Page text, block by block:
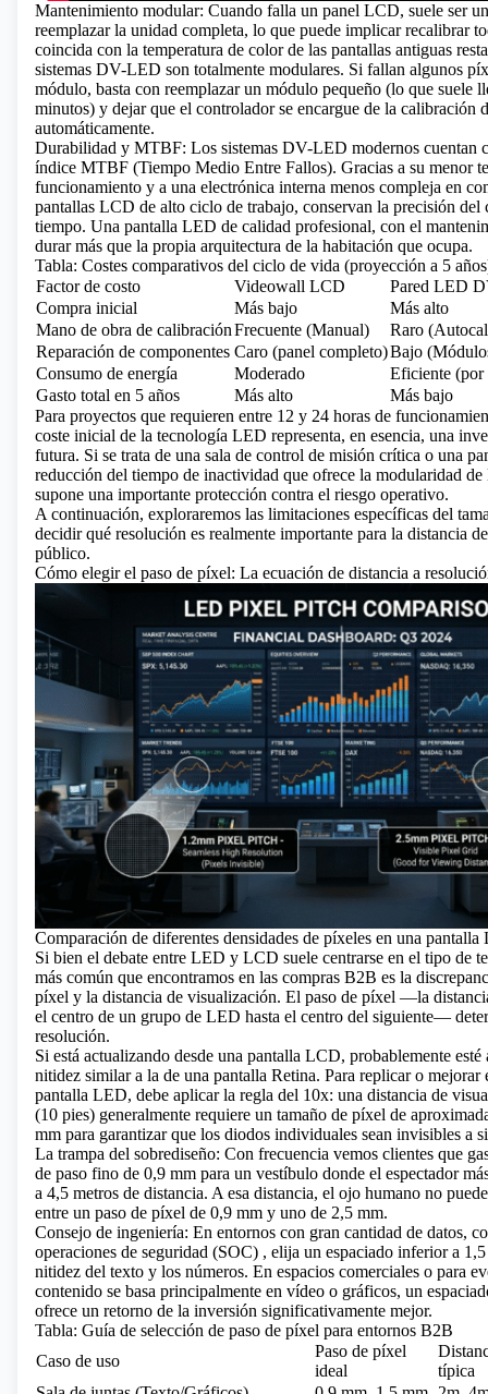
Mantenimiento modular: Cuando falla un panel LCD, suele ser
reemplazar la unidad completa, lo que puede implicar recalibrar
coincida con la temperatura de color de las pantallas antiguas
sistemas DV-LED son totalmente modulares. Si fallan algunos
módulo, basta con reemplazar un módulo pequeño (lo que suele
minutos) y dejar que el controlador se encargue de la calibración
automáticamente.
Durabilidad y MTBF: Los sistemas DV-LED modernos cuentan
índice MTBF (Tiempo Medio Entre Fallos). Gracias a su menor
funcionamiento y a una electrónica interna menos compleja en
pantallas LCD de alto ciclo de trabajo, conservan la precisión del
tiempo. Una pantalla LED de calidad profesional, con el
durar más que la propia arquitectura de la habitación que ocupa.
Tabla: Costes comparativos del ciclo de vida (proyección a 5
Factor de costo
Videowall LCD
Pared LED
Compra inicial
Más bajo
Más alto
Mano de obra de calibraciónFrecuente (Manual)
Raro
Reparación de componentes Caro (panel completo)Bajo
Consumo de energía
Moderado
Eficiente (por
Gasto total en 5 años
Más alto
Más bajo
Para proyectos que requieren entre 12 y 24 horas de
coste inicial de la tecnología LED representa, en esencia, una
futura. Si se trata de una sala de control de misión crítica o una
reducción del tiempo de inactividad que ofrece la modularidad
supone una importante protección contra el riesgo operativo.
A continuación, exploraremos las limitaciones específicas del
decidir qué resolución es realmente importante para la distancia
público.
Cómo elegir el paso de píxel: La ecuación de distancia a
Comparación de diferentes densidades de píxeles en una
Si bien el debate entre LED y LCD suele centrarse en el tipo de
más común que encontramos en las compras B2B es la
píxel y la distancia de visualización. El paso de píxel —la
el centro de un grupo de LED hasta el centro del siguiente—
resolución.
Si está actualizando desde una pantalla LCD, probablemente esté
nitidez similar a la de una pantalla Retina. Para replicar o mejorar
pantalla LED, debe aplicar la regla del 10x: una distancia de
(10 pies) generalmente requiere un tamaño de píxel de
mm para garantizar que los diodos individuales sean invisibles a
La trampa del sobrediseño: Con frecuencia vemos clientes que
de paso fino de 0,9 mm para un vestíbulo donde el espectador
a 4,5 metros de distancia. A esa distancia, el ojo humano no
entre un paso de píxel de 0,9 mm y uno de 2,5 mm.
Consejo de ingeniería: En entornos con gran cantidad de datos,
operaciones de seguridad (SOC) , elija un espaciado inferior a
nitidez del texto y los números. En espacios comerciales o para
contenido se basa principalmente en vídeo o gráficos, un
ofrece un retorno de la inversión significativamente mejor.
Tabla: Guía de selección de paso de píxel para entornos B2B
Caso de uso
Paso de píxel
ideal
típica